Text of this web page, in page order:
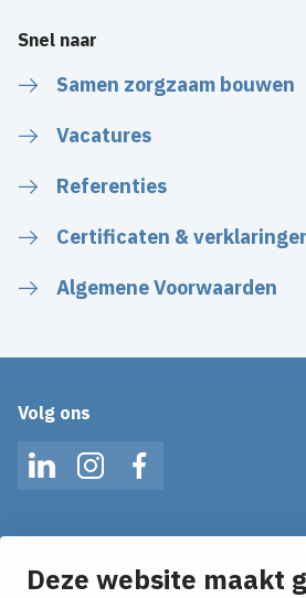
Deze website maakt
Snel naar
Samen zorgzaam bouwen
Vacatures
Referenties
Certificaten &
Algemene Voorwaarden
Volg ons
LinkedInInstagramFacebook
en ontvang het laatste nieuws